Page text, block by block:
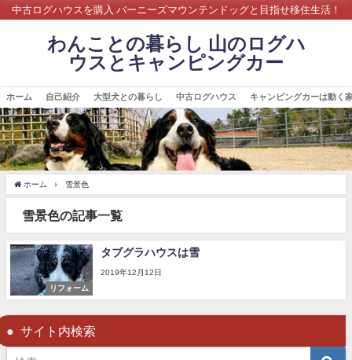
中古ログハウスを購入 バーニーズマウンテンドッグと目指せ移住生活！
わんことの暮らし 山のログハ
ウスとキャンピングカー
ホーム 自己紹介 大型犬との暮らし 中古ログハウス キャンピングカーは動く
ホーム 雪景色
雪景色の記事一覧
リフォーム
タブグラハウスは雪
2019年12月12日
サイト内検索